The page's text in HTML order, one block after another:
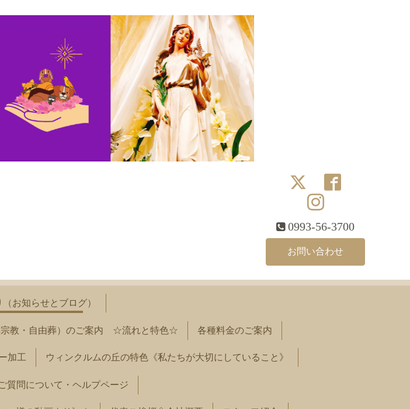
0993-56-3700
お問い合わせ
お知らせとブログ）
宗教・自由葬）のご案内 ☆流れと特色☆ 各種料金のご案内
加工 ウィンクルムの丘の特色《私たちが大切にしていること》
質問について・ヘルプページ